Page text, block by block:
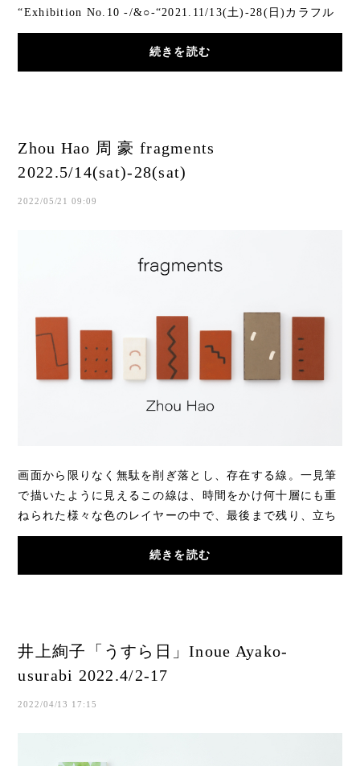
“Exhibition No.10 -/&○-“2021.11/13(土)-28(日)カラフル
で自由な色使いのしろこまの作品は、年代、国...
続きを読む
Zhou Hao 周 豪 fragments
2022.5/14(sat)-28(sat)
2022/05/21 09:09
画面から限りなく無駄を削ぎ落とし、存在する線。一見筆
で描いたように見えるこの線は、時間をかけ何十層にも重
ねられた様々な色のレイヤーの中で、最後まで残り、立ち
現れた一番奥の色です。いつの世も私たちを...
続きを読む
井上絢子「うすら日」Inoue Ayako-
usurabi 2022.4/2-17
2022/04/13 17:15